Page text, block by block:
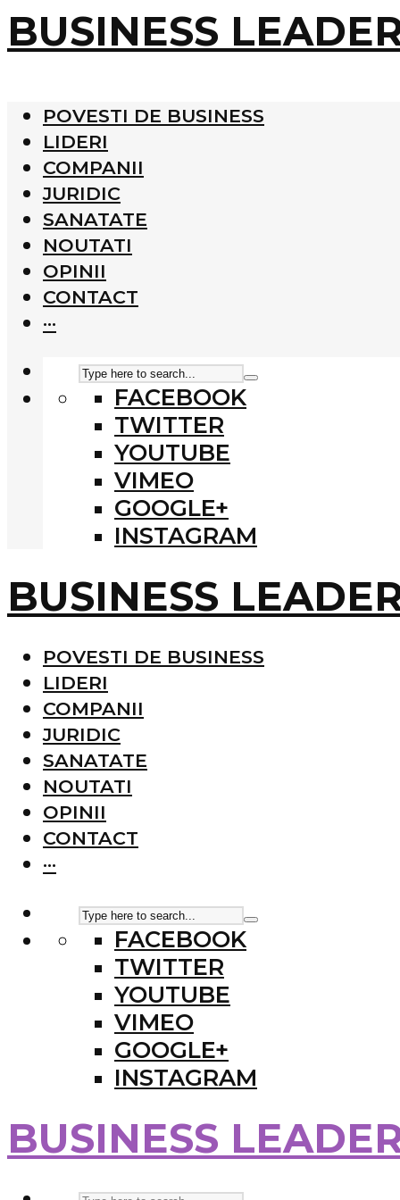
BUSINESS
POVESTI DE BUSINESS
LIDERI
COMPANII
JURIDIC
SANATATE
NOUTATI
OPINII
CONTACT
···
FACEBOOK
TWITTER
YOUTUBE
VIMEO
GOOGLE+
INSTAGRAM
BUSINESS
POVESTI DE BUSINESS
LIDERI
COMPANII
JURIDIC
SANATATE
NOUTATI
OPINII
CONTACT
···
FACEBOOK
TWITTER
YOUTUBE
VIMEO
GOOGLE+
INSTAGRAM
BUSINESS